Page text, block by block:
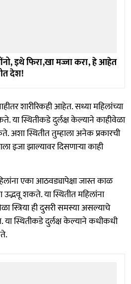
इथे फिरा,खा मज्जा करा, हे आहेत
देश!
शारीरिकही आहेत. सध्या महिलांच्या
या स्थितीकडे दुर्लक्ष केल्याने काहीवेळा
अशा स्थितीत तुम्हाला अनेक प्रकारची
इजा झाल्यावर दिसणाऱ्या काही
एका आठवड्यापेक्षा जास्त काळ
शकते. या स्थितीत महिलांना
स्त्रिया ही दुसरी समस्या असल्याचे
स्थितीकडे दुर्लक्ष केल्याने कधीकधी